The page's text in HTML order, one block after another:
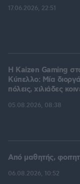
17.06.2026, 22:51
H Kaizen Gaming
Kύπελλο: Μία
πόλεις, χιλιάδες
05.08.2026, 08:38
Από μαθητής,
06.08.2026, 10:52